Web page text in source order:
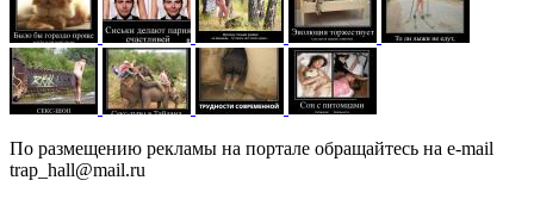
По размещению рекламы на портале обращайтесь на e-mail
trap_hall@mail.ru